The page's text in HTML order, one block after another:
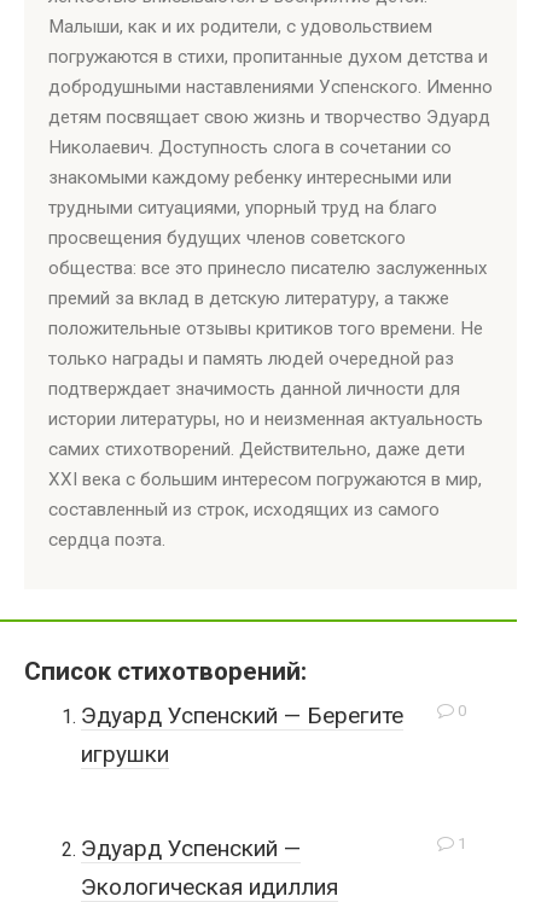
Малыши, как и их родители, с удовольствием
погружаются в стихи, пропитанные духом детства и
добродушными наставлениями Успенского. Именно
детям посвящает свою жизнь и творчество Эдуард
Николаевич. Доступность слога в сочетании со
знакомыми каждому ребенку интересными или
трудными ситуациями, упорный труд на благо
просвещения будущих членов советского
общества: все это принесло писателю заслуженных
премий за вклад в детскую литературу, а также
положительные отзывы критиков того времени. Не
только награды и память людей очередной раз
подтверждает значимость данной личности для
истории литературы, но и неизменная актуальность
самих стихотворений. Действительно, даже дети
XXI века с большим интересом погружаются в мир,
составленный из строк, исходящих из самого
сердца поэта.
Список стихотворений:
0
Эдуард Успенский — Берегите
игрушки
1
Эдуард Успенский —
Экологическая идиллия